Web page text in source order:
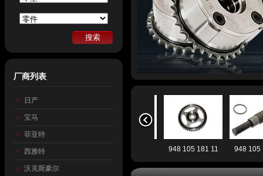
948 105 181 11 948
厂商列表
日产
宝马
菲亚特
西雅特
沃克斯豪尔